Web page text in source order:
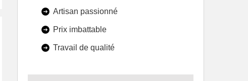
Artisan passionné
Prix imbattable
Travail de qualité